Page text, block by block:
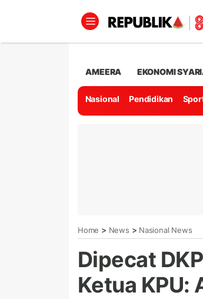
AMEERA EKONOMI
Nasional Pendidikan
Home > News > Nasional News
Dipecat
Ketua KPU: